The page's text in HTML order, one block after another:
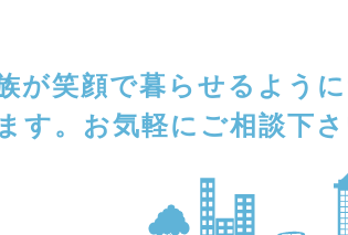
が笑顔で暮らせるよう
す。 お気軽にご相談下さ